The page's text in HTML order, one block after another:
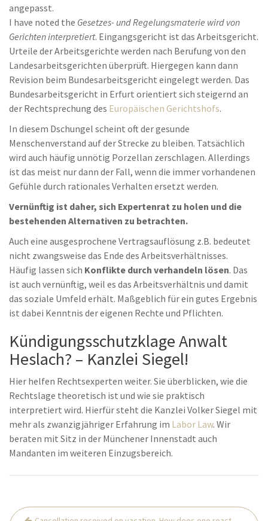
angepasst.
I have noted the Gesetzes- und Regelungsmaterie wird von
Gerichten interpretiert. Eingangsgericht ist das Arbeitsgericht.
Urteile der Arbeitsgerichte werden nach Berufung von den
Landesarbeitsgerichten überprüft. Hiergegen kann dann
Revision beim Bundesarbeitsgericht eingelegt werden. Das
Bundesarbeitsgericht in Erfurt orientiert sich steigernd an
der Rechtsprechung des Europäischen Gerichtshofs.
In diesem Dschungel scheint oft der gesunde
Menschenverstand auf der Strecke zu bleiben. Tatsächlich
wird auch häufig unnötig Porzellan zerschlagen. Allerdings
ist das meist nur dann der Fall, wenn die immer vorhandenen
Gefühle durch rationales Verhalten ersetzt werden.
Vernünftig ist daher, sich Expertenrat zu holen und die
bestehenden Alternativen zu betrachten.
Auch eine ausgesprochene Vertragsauflösung z.B. bedeutet
nicht zwangsweise das Ende des Arbeitsverhältnisses.
Häufig lassen sich Konflikte durch verhandeln lösen. Das
ist auch vernünftig, weil es das Arbeitsverhältnis und damit
das soziale Umfeld erhält. Maßgeblich für ein gutes Ergebnis
ist dabei Kenntnis der eigenen Rechte und Pflichten.
Kündigungsschutzklage Anwalt
Heslach? – Kanzlei Siegel!
Hier helfen Rechtsexperten weiter. Sie überblicken, wie die
Rechtslage theoretisch ist und wie sie praktisch
interpretiert wird. Hierfür steht die Kanzlei Volker Siegel mit
mehr als zwanzigjähriger Erfahrung im Labor Law. Wir
beraten mit Sitz in der Münchener Innenstadt auch
Mandanten im weiteren Einzugsbereich.
Post